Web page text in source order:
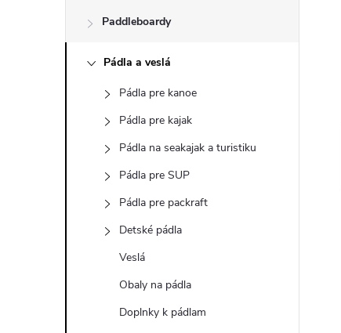
ý
Paddleboardy
Pádla a veslá
Pádla pre kanoe
Pádla pre kajak
Pádla na seakajak a turistiku
Pádla pre SUP
Pádla pre packraft
Detské pádla
Veslá
Obaly na pádla
Doplnky k pádlam